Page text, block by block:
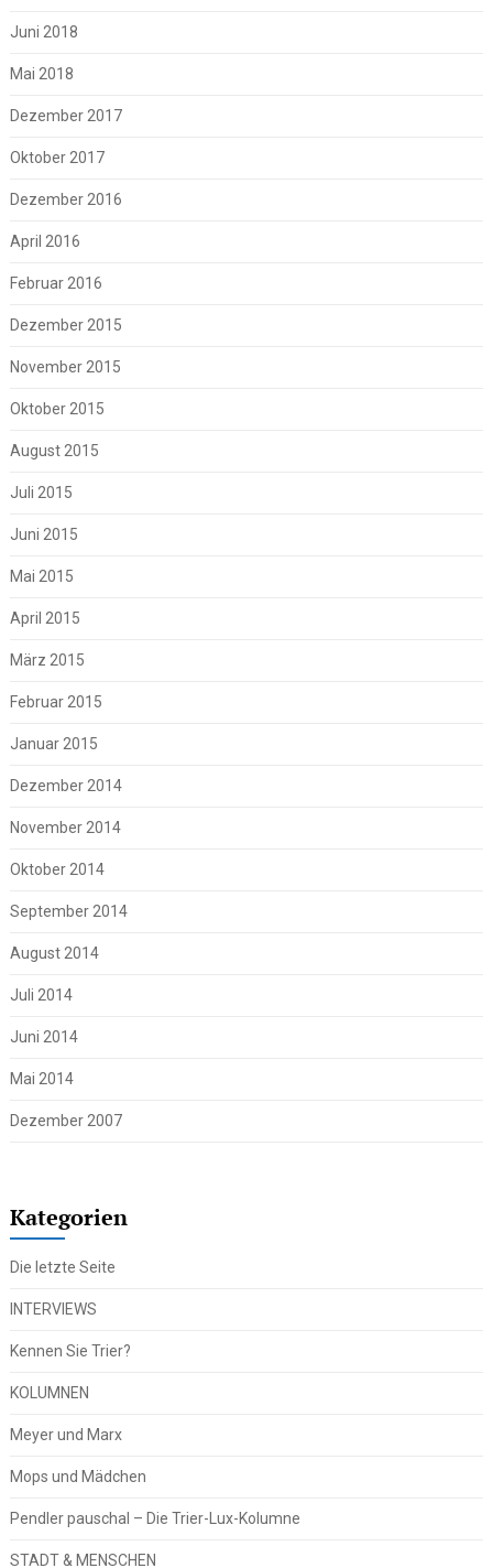
Juni 2018
Mai 2018
Dezember 2017
Oktober 2017
Dezember 2016
April 2016
Februar 2016
Dezember 2015
November 2015
Oktober 2015
August 2015
Juli 2015
Juni 2015
Mai 2015
April 2015
März 2015
Februar 2015
Januar 2015
Dezember 2014
November 2014
Oktober 2014
September 2014
August 2014
Juli 2014
Juni 2014
Mai 2014
Dezember 2007
Kategorien
Die letzte Seite
INTERVIEWS
Kennen Sie Trier?
KOLUMNEN
Meyer und Marx
Mops und Mädchen
Pendler pauschal – Die Trier-Lux-Kolumne
STADT & MENSCHEN